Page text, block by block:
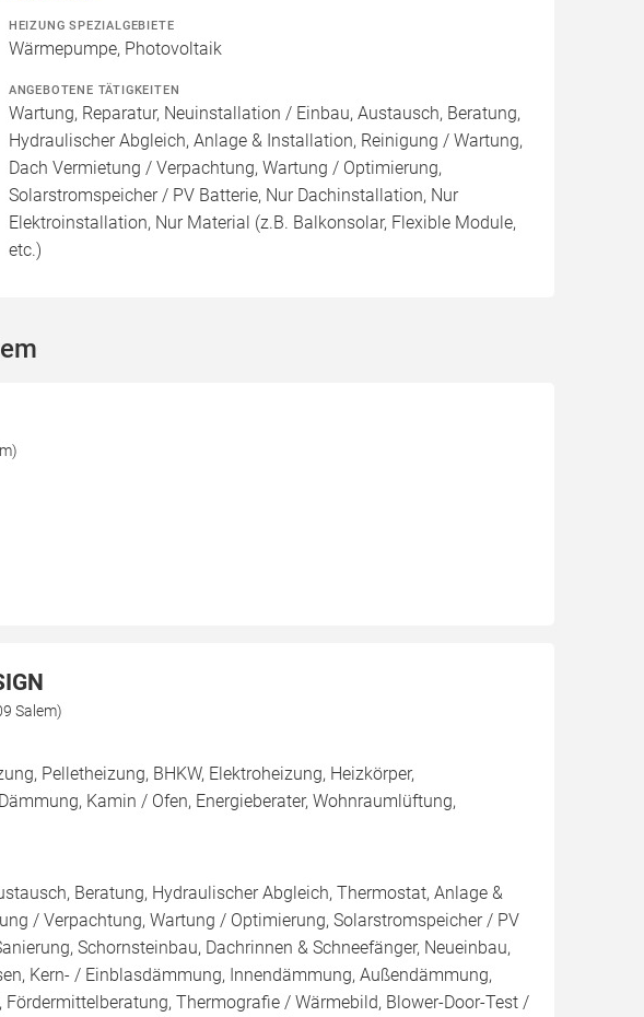
HEIZUNG SPEZIALGEBIETE
Wärmepumpe, Photovoltaik
ANGEBOTENE TÄTIGKEITEN
Wartung, Reparatur, Neuinstallation / Einbau, Austausch, Beratung,
Hydraulischer Abgleich, Anlage & Installation, Reinigung / Wartung,
Dach Vermietung / Verpachtung, Wartung / Optimierung,
Solarstromspeicher / PV Batterie, Nur Dachinstallation, Nur
Elektroinstallation, Nur Material (z.B. Balkonsolar, Flexible Module,
etc.)
Salem)
Pelletheizung, BHKW, Elektroheizung, Heizkörper,
Kamin / Ofen, Energieberater, Wohnraumlüftung,
Beratung, Hydraulischer Abgleich, Thermostat, Anlage &
/ Verpachtung, Wartung / Optimierung, Solarstromspeicher / PV
Schornsteinbau, Dachrinnen & Schneefänger, Neueinbau,
Kern- / Einblasdämmung, Innendämmung, Außendämmung,
Thermografie / Wärmebild, Blower-Door-Test /